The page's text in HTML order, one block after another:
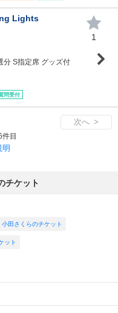
Lights
分 S指定席 グッズ付
問受付
1
次へ >
目
明
チケット
小田さくらのチケット
ット